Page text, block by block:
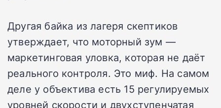
Другая байка из лагеря скептиков
утверждает, что моторный зум —
маркетинговая уловка, которая не даёт
реального контроля. Это миф. На самом
деле у объектива есть 15 регулируемых
уровней скорости и двухступенчатая